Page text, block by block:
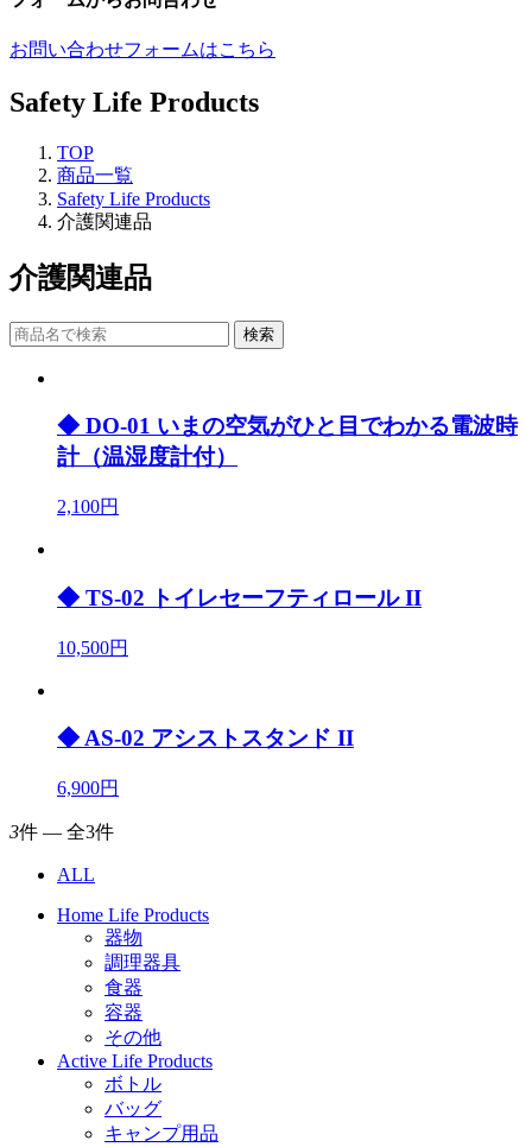
お問い合わせフォームはこちら
Safety Life Products
TOP
商品一覧
Safety Life Products
介護関連品
介護関連品
検索
◆ DO-01 いまの空気がひと目でわかる電波時
計（温湿度計付）
2,100円
◆ TS-02 トイレセーフティロール II
10,500円
◆ AS-02 アシストスタンド II
6,900円
3件 ― 全3件
ALL
Home Life Products
器物
調理器具
食器
容器
その他
Active Life Products
ボトル
バッグ
キャンプ用品